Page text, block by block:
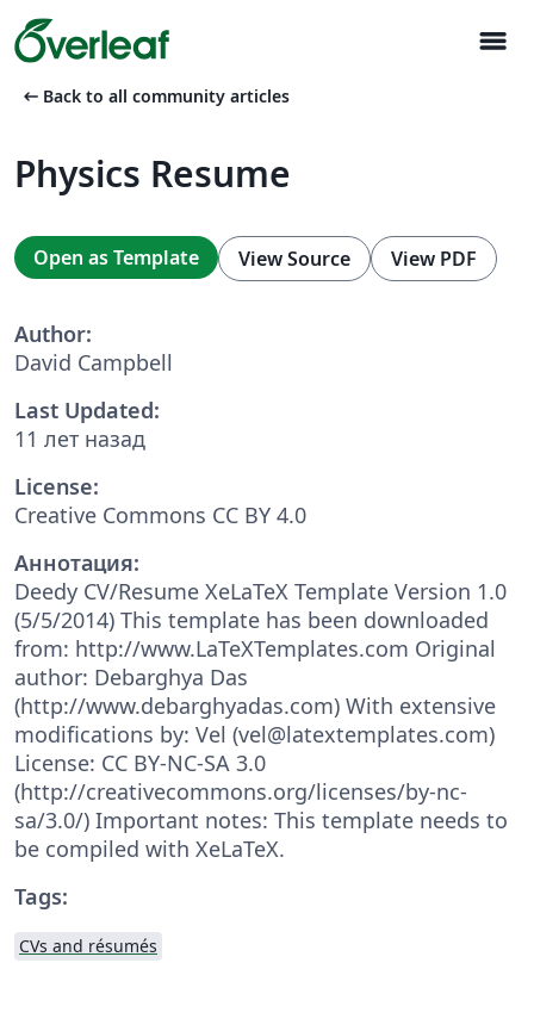
menu
arrow_left_alt Back to all community articles
Physics Resume
Open as Template View Source View PDF
Author:
David Campbell
Last Updated:
11 лет назад
License:
Creative Commons CC BY 4.0
Аннотация:
Deedy CV/Resume XeLaTeX Template Version 1.0
(5/5/2014) This template has been downloaded
from: http://www.LaTeXTemplates.com Original
author: Debarghya Das
(http://www.debarghyadas.com) With extensive
modifications by: Vel (vel@latextemplates.com)
License: CC BY-NC-SA 3.0
(http://creativecommons.org/licenses/by-nc-
sa/3.0/) Important notes: This template needs to
be compiled with XeLaTeX.
Tags:
CVs and résumés